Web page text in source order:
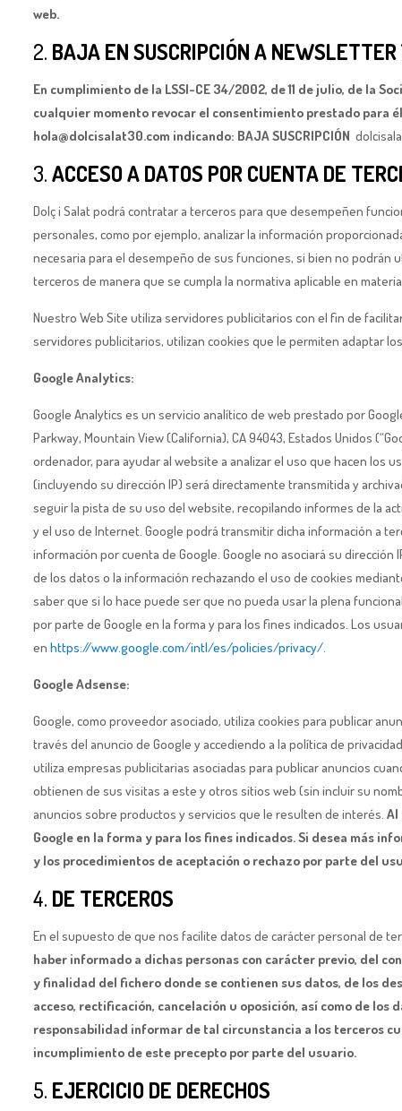
web.
2. BAJA EN SUSCRIPCIÓN A NEWSLETTER
En cumplimiento de la LSSI-CE 34/2002, de 11 de julio, de la
cualquier momento revocar el consentimiento prestado para
hola@dolcisalat30.com indicando: BAJA SUSCRIPCIÓN
3.ACCESO A DATOS POR CUENTA DE
Dolç i Salat podrá contratar a terceros para que desempeñen
personales, como por ejemplo, analizar la información
necesaria para el desempeño de sus funciones, si bien no
terceros de manera que se cumpla la normativa aplicable en
Nuestro Web Site utiliza servidores publicitarios con el fin de
servidores publicitarios, utilizan cookies que le permiten adaptar
Google Analytics:
Google Analytics es un servicio analítico de web prestado por
Parkway, Mountain View (California), CA 94043, Estados Unidos
ordenador, para ayudar al website a analizar el uso que hacen los
(incluyendo su dirección IP) será directamente transmitida y
seguir la pista de su uso del website, recopilando informes de la
y el uso de Internet. Google podrá transmitir dicha información a
información por cuenta de Google. Google no asociará su
de los datos o la información rechazando el uso de cookies
saber que si lo hace puede ser que no pueda usar la plena
por parte de Google en la forma y para los fines indicados. Los
en https://www.google.com/intl/es/policies/privacy/.
Google Adsense:
Google, como proveedor asociado, utiliza cookies para publicar
través del anuncio de Google y accediendo a la política de
utiliza empresas publicitarias asociadas para publicar anuncios
obtienen de sus visitas a este y otros sitios web (sin incluir su
anuncios sobre productos y servicios que le resulten de interés. Al
Google en la forma y para los fines indicados. Si desea más
y los procedimientos de aceptación o rechazo por parte del
4. DE TERCEROS
En el supuesto de que nos facilite datos de carácter personal de
haber informado a dichas personas con carácter previo, del
y finalidad del fichero donde se contienen sus datos, de los
acceso, rectificación, cancelación u oposición, así como de los
responsabilidad informar de tal circunstancia a los terceros
incumplimiento de este precepto por parte del usuario.
5. EJERCICIO DE DERECHOS